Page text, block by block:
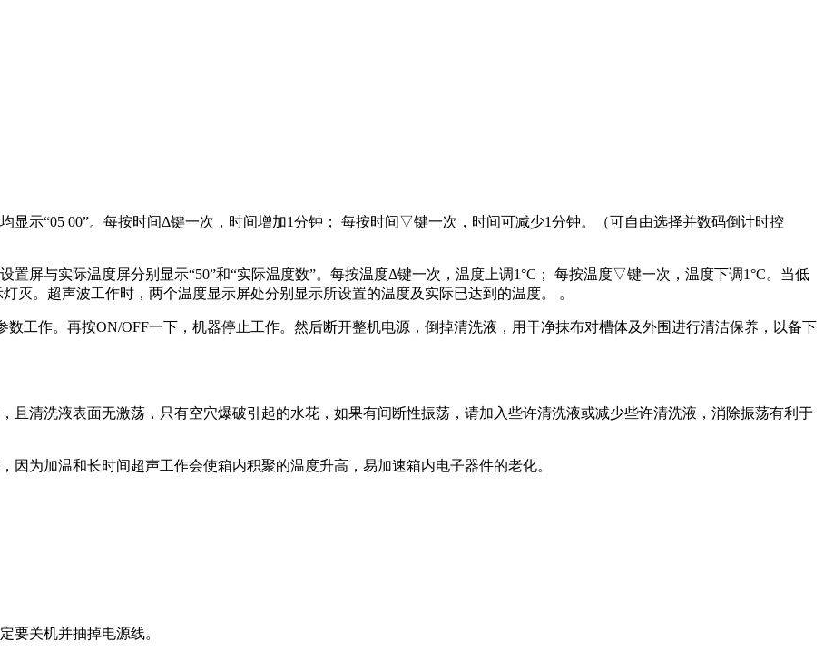
显示“05 00”。每按时间Δ键一次，时间增加1分钟； 每按时间▽键一次，时间可减少1分钟。（可自由选择并数码倒计时控
置屏与实际温度屏分别显示“50”和“实际温度数”。每按温度Δ键一次，温度上调1°C； 每按温度▽键一次，温度下调1°C。当低
灭。超声波工作时，两个温度显示屏处分别显示所设置的温度及实际已达到的温度。 。
工作。再按ON/OFF一下，机器停止工作。然后断开整机电源，倒掉清洗液，用干净抹布对槽体及外围进行清洁保养，以备下
且清洗液表面无激荡，只有空穴爆破引起的水花，如果有间断性振荡，请加入些许清洗液或减少些许清洗液，消除振荡有利于
因为加温和长时间超声工作会使箱内积聚的温度升高，易加速箱内电子器件的老化。
要关机并抽掉电源线。